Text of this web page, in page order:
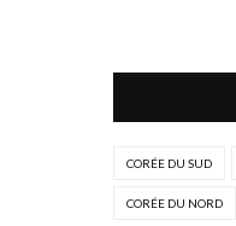
CORÉE DU SUD
CORÉE DU NORD